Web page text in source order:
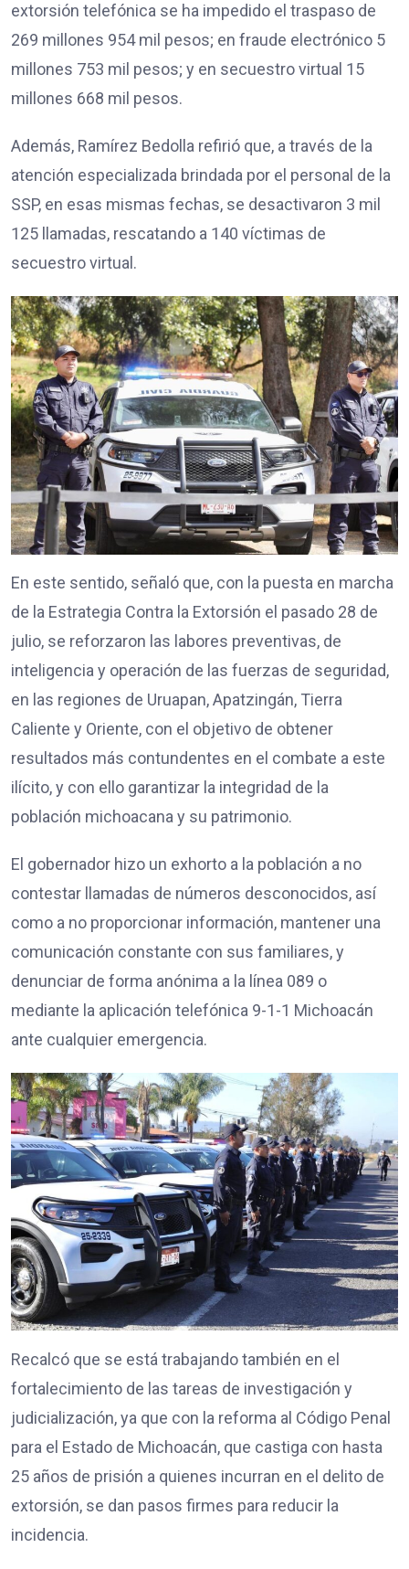
extorsión telefónica se ha impedido el traspaso de
269 millones 954 mil pesos; en fraude electrónico 5
millones 753 mil pesos; y en secuestro virtual 15
millones 668 mil pesos.
Además, Ramírez Bedolla refirió que, a través de la
atención especializada brindada por el personal de la
SSP, en esas mismas fechas, se desactivaron 3 mil
125 llamadas, rescatando a 140 víctimas de
secuestro virtual.
En este sentido, señaló que, con la puesta en marcha
de la Estrategia Contra la Extorsión el pasado 28 de
julio, se reforzaron las labores preventivas, de
inteligencia y operación de las fuerzas de seguridad,
en las regiones de Uruapan, Apatzingán, Tierra
Caliente y Oriente, con el objetivo de obtener
resultados más contundentes en el combate a este
ilícito, y con ello garantizar la integridad de la
población michoacana y su patrimonio.
El gobernador hizo un exhorto a la población a no
contestar llamadas de números desconocidos, así
como a no proporcionar información, mantener una
comunicación constante con sus familiares, y
denunciar de forma anónima a la línea 089 o
mediante la aplicación telefónica 9-1-1 Michoacán
ante cualquier emergencia.
Recalcó que se está trabajando también en el
fortalecimiento de las tareas de investigación y
judicialización, ya que con la reforma al Código Penal
para el Estado de Michoacán, que castiga con hasta
25 años de prisión a quienes incurran en el delito de
extorsión, se dan pasos firmes para reducir la
incidencia.